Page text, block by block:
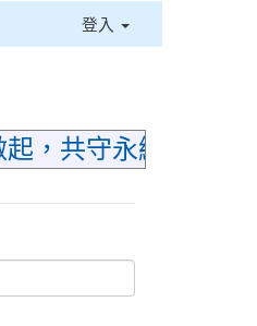
登入
，共守永續家園